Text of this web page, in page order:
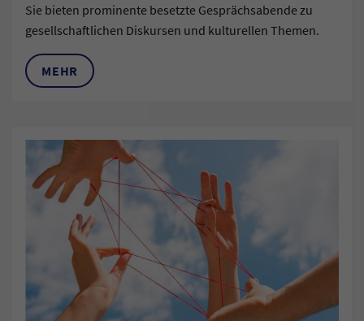
Sie bieten prominente besetzte Gesprächsabende zu
gesellschaftlichen Diskursen und kulturellen Themen.
MEHR